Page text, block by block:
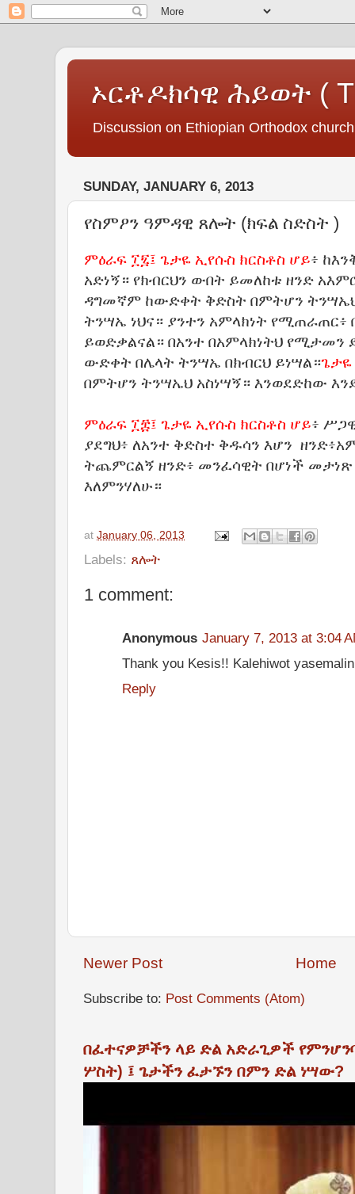
ኦርቶዶክሳዊ ሕይወት (
Discussion on Ethiopian Orthodox
SUNDAY, JANUARY 6, 2013
የስምዖን ዓምዳዊ ጸሎት (ክፍል ስድስት )
ምዕራፍ ፲፯፤ ጌታዬ ኢየሱስ ክርስቶስ ሆይ፥
አድነኝ። የክብርህን ውበት ይመለከቱ ዘንድ
ዳግመኛም ከውድቀት ቅድስት በምትሆን
ትንሣኤ ነህና። ያንተን አምላክነት
ይወድቃልናል። በአንተ በአምላክነትህ
ውድቀት በሌላት ትንሣኤ በክብርህ ይነሣል።ጌታዬ
በምትሆን ትንሣኤህ አስነሣኝ። እንወደድከው
ምዕራፍ ፲፰፤ ጌታዬ ኢየሱስ ክርስቶስ ሆይ፥
ያደግህ፥ ለአንተ ቅድስተ ቅዱሳን እሆን
ትጨምርልኝ ዘንድ፥ መንፈሳዊት በሆነች መታነጽ
እለምንሃለሁ።
at January 06, 2013
Labels: ጸሎት
1 comment:
Anonymous January 7, 2013 at 3:04
Thank you Kesis!! Kalehiwot
Reply
Newer Post Home
Subscribe to: Post Comments (Atom)
በፈተናዎቻችን ላይ ድል አድራጊዎች
ሦስት) ፤ ጌታችን ፈታኙን በምን ድል ነሣው?